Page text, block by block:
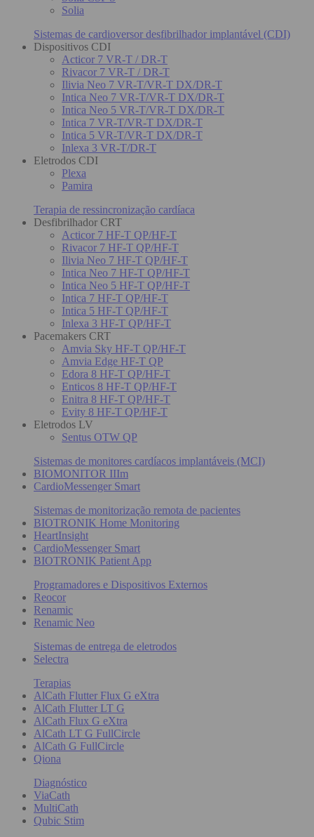
Solia
Sistemas de cardioversor desfibrilhador implantável (CDI)
Dispositivos CDI
Acticor 7 VR-T / DR-T
Rivacor 7 VR-T / DR-T
Ilivia Neo 7 VR-T/VR-T DX/DR-T
Intica Neo 7 VR-T/VR-T DX/DR-T
Intica Neo 5 VR-T/VR-T DX/DR-T
Intica 7 VR-T/VR-T DX/DR-T
Intica 5 VR-T/VR-T DX/DR-T
Inlexa 3 VR-T/DR-T
Eletrodos CDI
Plexa
Pamira
Terapia de ressincronização cardíaca
Desfibrilhador CRT
Acticor 7 HF-T QP/HF-T
Rivacor 7 HF-T QP/HF-T
Ilivia Neo 7 HF-T QP/HF-T
Intica Neo 7 HF-T QP/HF-T
Intica Neo 5 HF-T QP/HF-T
Intica 7 HF-T QP/HF-T
Intica 5 HF-T QP/HF-T
Inlexa 3 HF-T QP/HF-T
Pacemakers CRT
Amvia Sky HF-T QP/HF-T
Amvia Edge HF-T QP
Edora 8 HF-T QP/HF-T
Enticos 8 HF-T QP/HF-T
Enitra 8 HF-T QP/HF-T
Evity 8 HF-T QP/HF-T
Eletrodos LV
Sentus OTW QP
Sistemas de monitores cardíacos implantáveis (MCI)
BIOMONITOR IIIm
CardioMessenger Smart
Sistemas de monitorização remota de pacientes
BIOTRONIK Home Monitoring
HeartInsight
CardioMessenger Smart
BIOTRONIK Patient App
Programadores e Dispositivos Externos
Reocor
Renamic
Renamic Neo
Sistemas de entrega de eletrodos
Selectra
Terapias
AlCath Flutter Flux G eXtra
AlCath Flutter LT G
AlCath Flux G eXtra
AlCath LT G FullCircle
AlCath G FullCircle
Qiona
Diagnóstico
ViaCath
MultiCath
Qubic Stim